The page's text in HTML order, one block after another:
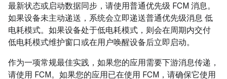
最新状态或启动数据同步，请使用普通优先级 FCM 消息。
如果设备未主动递送，系统会立即递送普通优先级消息 低
电耗模式。如果设备处于低电耗模式，则会在周期内交付
低电耗模式维护窗口或在用户唤醒设备后立即启动。
作为一项常规最佳实践，如果您的应用需要下游消息传递，
请使用 FCM。如果您的应用已在使用 FCM，请确保它使用